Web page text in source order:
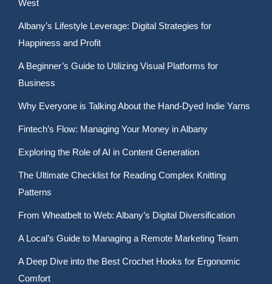
West
Albany’s Lifestyle Leverage: Digital Strategies for
Happiness and Profit
A Beginner’s Guide to Utilizing Visual Platforms for
Business
Why Everyone is Talking About the Hand-Dyed Indie Yarns
Fintech’s Flow: Managing Your Money in Albany
Exploring the Role of AI in Content Generation
The Ultimate Checklist for Reading Complex Knitting
Patterns
From Wheatbelt to Web: Albany’s Digital Diversification
A Local’s Guide to Managing a Remote Marketing Team
A Deep Dive into the Best Crochet Hooks for Ergonomic
Comfort